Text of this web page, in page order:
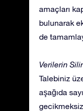
amaçları
bulunarak
de
Verilerin
Talebiniz
aşağıda